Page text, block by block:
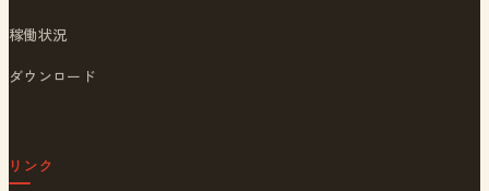
稼働状況
ダウンロード
リンク